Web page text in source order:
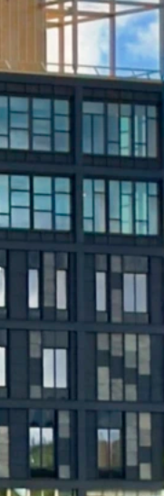
på telefon 0910-72